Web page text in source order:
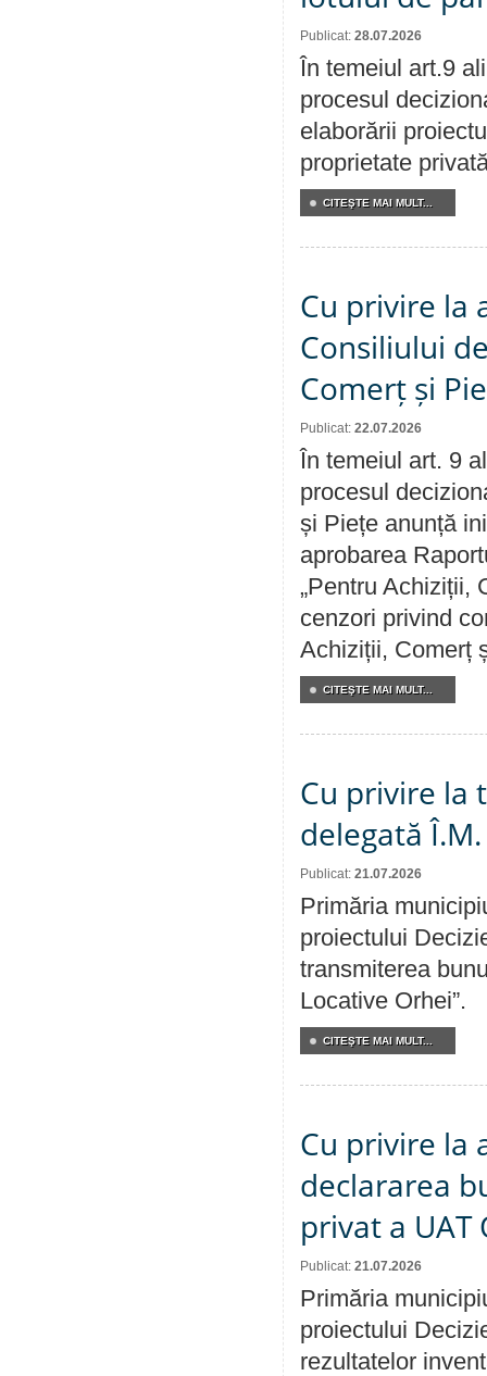
Publicat: 28.07.2026
În temeiul art.9
procesul
elaborării
proprietate
CITEŞTE MAI MULT...
Cu privire la
Consiliului
Comerț și
Publicat: 22.07.2026
În temeiul art. 9
procesul
și Piețe anunță
aprobarea
„Pentru Achiziții,
cenzori privind
Achiziții, Comerț
CITEŞTE MAI MULT...
Cu privire la
delegată
Publicat: 21.07.2026
Primăria
proiectului
transmiterea
Locative Orhei”.
CITEŞTE MAI MULT...
Cu privire la
declararea
privat a UAT
Publicat: 21.07.2026
Primăria
proiectului
rezultatelor